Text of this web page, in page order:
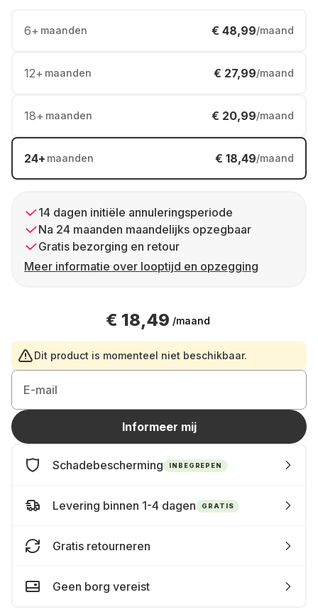
6+ maanden € 48,99/maand
12+ maanden € 27,99/maand
18+ maanden € 20,99/maand
24+ maanden € 18,49/maand
14 dagen initiële annuleringsperiode
Na 24 maanden maandelijks opzegbaar
Gratis bezorging en retour
Meer informatie over looptijd en opzegging
€ 18,49 /maand
Dit product is momenteel niet beschikbaar.
E-mail
Informeer mij
Schadebescherming INBEGREPEN
Levering binnen 1-4 dagen GRATIS
Gratis retourneren
Geen borg vereist